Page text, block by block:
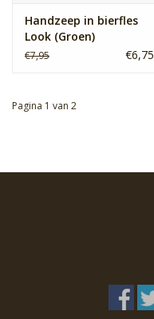
Handzeep in bierfles
Look (Groen)
€7,95 €6,75
Pagina 1 van 2